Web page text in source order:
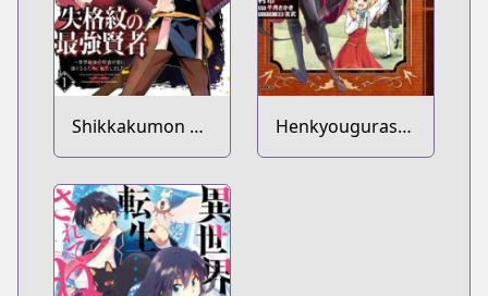
Shikkakumon no
Saikyou Kenja:
Sekai Saikyou no
Kenja ga Sarani
Tsuyokunaru
Tame ni Tensei
Shimashita
Henkyougurashi
no Maou, Tensei